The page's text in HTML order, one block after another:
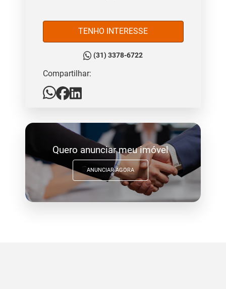
TENHO INTERESSE
(31) 3378-6722
Compartilhar:
Quero anunciar meu imóvel
ANUNCIAR AGORA